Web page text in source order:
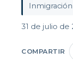
31 de julio de
COMPARTIR